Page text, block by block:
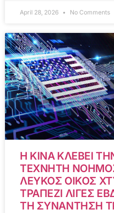
April 28, 2026 No Comments
Η ΚΙΝΑ ΚΛΕΒΕΙ
ΤΕΧΝΗΤΗ
ΛΕΥΚΟΣ ΟΙΚΟΣ
ΤΡΑΠΕΖΙ ΛΙΓΕΣ
ΤΗ ΣΥΝΑΝΤΗΣΗ